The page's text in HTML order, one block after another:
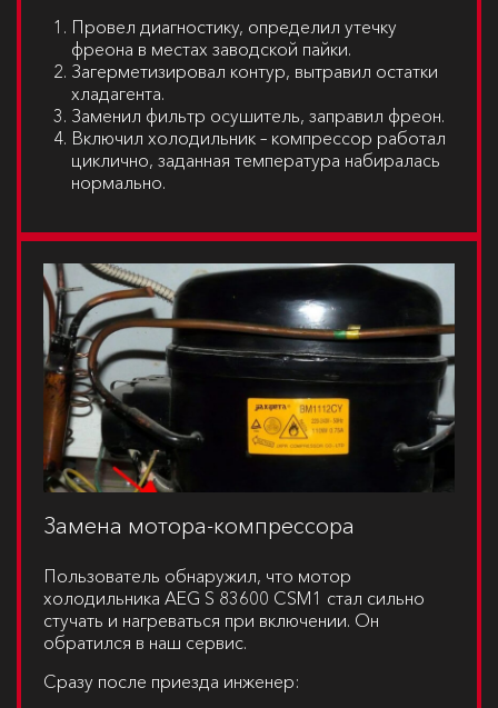
Провел диагностику, определил утечку
фреона в местах заводской пайки.
Загерметизировал контур, вытравил остатки
хладагента.
Заменил фильтр осушитель, заправил фреон.
Включил холодильник – компрессор работал
циклично, заданная температура набиралась
нормально.
Замена мотора-компрессора
Пользователь обнаружил, что мотор
холодильника AEG S 83600 CSM1 стал сильно
стучать и нагреваться при включении. Он
обратился в наш сервис.
Сразу после приезда инженер: